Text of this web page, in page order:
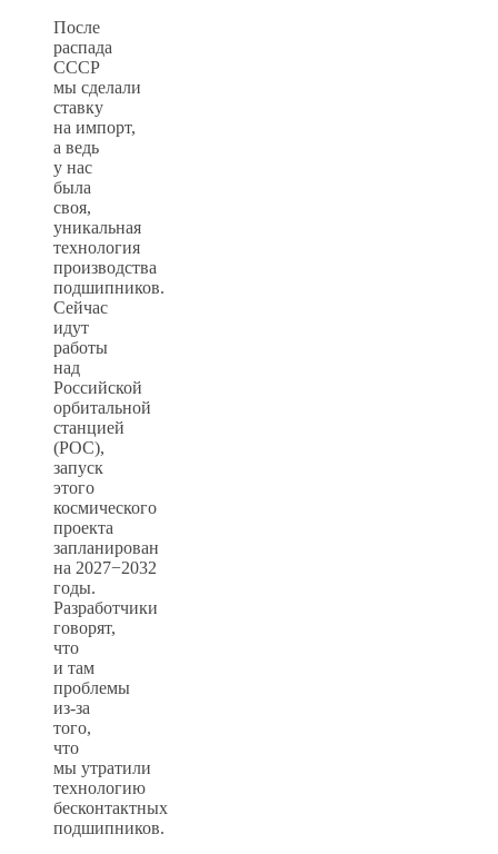
После
распада
СССР
мы сделали
ставку
на импорт,
а ведь
у нас
была
своя,
уникальная
технология
производства
подшипников.
Сейчас
идут
работы
над
Российской
орбитальной
станцией
(РОС),
запуск
этого
космического
проекта
запланирован
на 2027−2032
годы.
Разработчики
говорят,
что
и там
проблемы
из-за
того,
что
мы утратили
технологию
бесконтактных
подшипников.